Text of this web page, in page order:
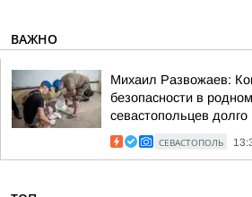
ВАЖНО
Михаил Развожаев:
безопасности в
севастопольцев
СЕВАСТОПОЛЬ